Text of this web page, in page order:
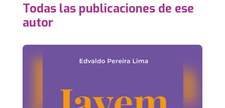
Todas las publicaciones de ese
autor